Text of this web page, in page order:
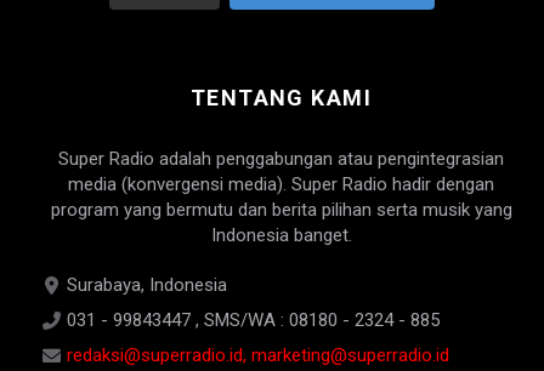
TENTANG KAMI
Super Radio adalah penggabungan atau pengintegrasian
media (konvergensi media). Super Radio hadir dengan
program yang bermutu dan berita pilihan serta musik yang
Indonesia banget.
Surabaya, Indonesia
031 - 99843447 , SMS/WA : 08180 - 2324 - 885
redaksi@superradio.id, marketing@superradio.id